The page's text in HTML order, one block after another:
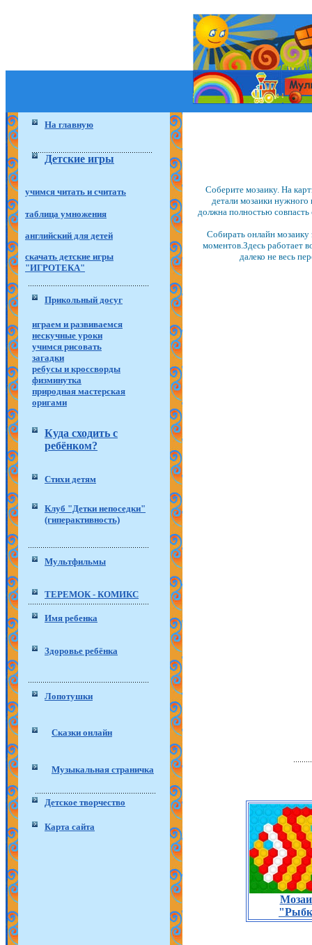
На главную
Детские игры
учимся читать и считать
таблица умножения
английский для детей
скачать детские игры
"ИГРОТЕКА"
Прикольный досуг
играем и развиваемся
нескучные уроки
учимся рисовать
загадки
ребусы и кроссворды
физминутка
природная мастерская
оригами
Куда сходить с
ребёнком?
Стихи детям
Клуб "Детки непоседки"
(гиперактивность)
Мультфильмы
ТЕРЕМОК - КОМИКС
Имя ребенка
Здоровье ребёнка
Лопотушки
Сказки онлайн
Музыкальная страничка
Детское творчество
Карта сайта
Соберите мозаику. На
детали мозаики нужного
должна полностью совпасть
Собирать онлайн мозаику
моментов.Здесь работает
далеко не весь